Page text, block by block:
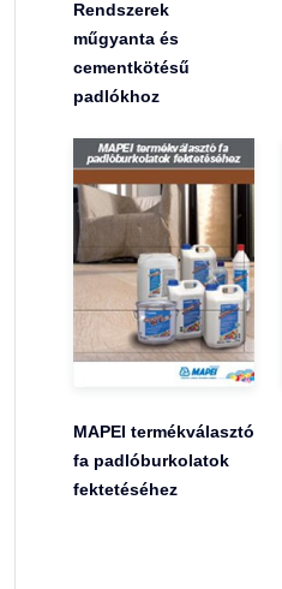
Rendszerek
műgyanta és
cementkötésű
padlókhoz
MAPEI termékválasztó
fa padlóburkolatok
fektetéséhez